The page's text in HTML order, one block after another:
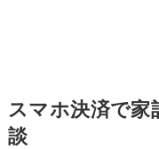
スマホ決済で家
談